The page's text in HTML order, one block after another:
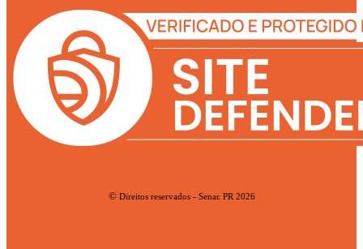
© Direitos reservados - Senac PR 2026